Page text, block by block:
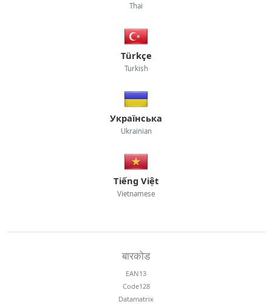
Thai
Türkçe
Turkish
Українська
Ukrainian
Tiếng Việt
Vietnamese
बारकोड
EAN13
Code128
Datamatrix